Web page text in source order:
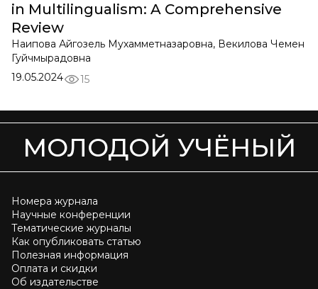
in Multilingualism: A Comprehensive
Review
Наипова Айгозель Мухамметназаровна, Векилова Чемен
Гуйчмырадовна
19.05.2024
15
МОЛОДОЙ УЧЁНЫЙ
Номера журнала
Научные конференции
Тематические журналы
Как опубликовать статью
Полезная информация
Оплата и скидки
Об издательстве